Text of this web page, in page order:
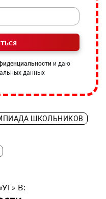
и даю
данных
ШКОЛЬНИКОВ
В: